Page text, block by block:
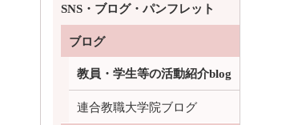
SNS・ブログ・パンフレット
ブログ
教員・学生等の活動紹介blog
連合教職大学院ブログ